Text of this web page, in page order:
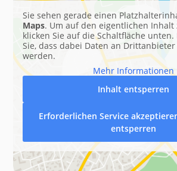
Sie sehen gerade einen
Maps. Um auf den eigentlichen Inhalt
klicken Sie auf die Schaltfläche
Sie, dass dabei Daten an
werden.
Mehr Informationen
Inhalt entsperren
Erforderlichen Service
entsperren